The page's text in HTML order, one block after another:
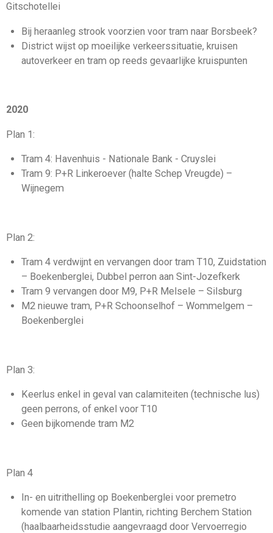
Gitschotellei
Bij heraanleg strook voorzien voor tram naar Borsbeek?
District wijst op moeilijke verkeerssituatie, kruisen
autoverkeer en tram op reeds gevaarlijke kruispunten
2020
Plan 1:
Tram 4: Havenhuis - Nationale Bank - Cruyslei
Tram 9: P+R Linkeroever (halte Schep Vreugde) –
Wijnegem
Plan 2:
Tram 4 verdwijnt en vervangen door tram T10, Zuidstation
– Boekenberglei, Dubbel perron aan Sint-Jozefkerk
Tram 9 vervangen door M9, P+R Melsele – Silsburg
M2 nieuwe tram, P+R Schoonselhof – Wommelgem –
Boekenberglei
Plan 3:
Keerlus enkel in geval van calamiteiten (technische lus)
geen perrons, of enkel voor T10
Geen bijkomende tram M2
Plan 4
In- en uitrithelling op Boekenberglei voor premetro
komende van station Plantin, richting Berchem Station
(haalbaarheidsstudie aangevraagd door Vervoerregio